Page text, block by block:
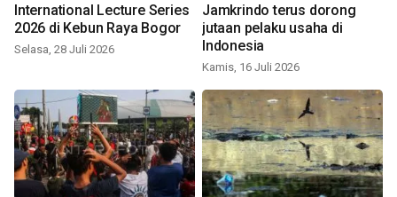
International Lecture Series
2026 di Kebun Raya Bogor
Selasa, 28 Juli 2026
Jamkrindo terus dorong
jutaan pelaku usaha di
Indonesia
Kamis, 16 Juli 2026